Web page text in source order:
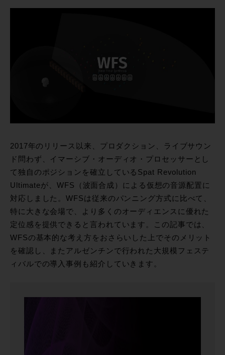
2017年のリリース以来、プロダクション、ライブサウン
ド問わず、イマーシブ・オーディオ・プロセッサーとし
て独自のポジションを確立しているSpat Revolution
Ultimateが、WFS（波面合成）による仮想の音源配置に
対応しました。WFSは従来のパンニング方式に比べて、
特に大きな会場で、より多くのオーディエンスに優れた
定位感を提供できると言われています。この記事では、
WFSの基本的な考え方をおさらいした上でそのメリット
を確認し、またアルゼンチンで行われた大規模フェステ
ィバルでの導入事例も紹介していきます。